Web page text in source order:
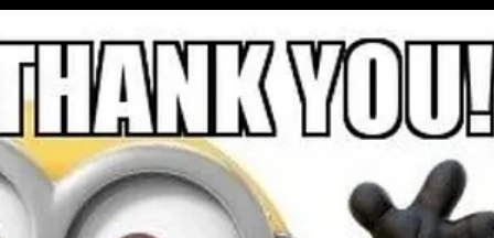
Đang mởhttps://issiloo.edu.vn/meme-thank-you